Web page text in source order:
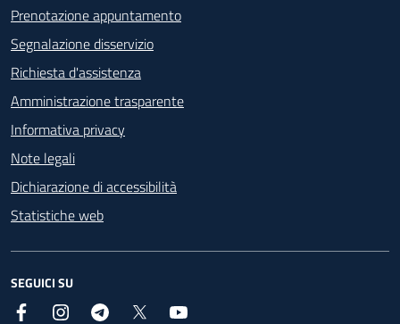
Prenotazione appuntamento
Segnalazione disservizio
Richiesta d'assistenza
Amministrazione trasparente
Informativa privacy
Note legali
Dichiarazione di accessibilità
Statistiche web
SEGUICI SU
Facebook InstagramTelegram